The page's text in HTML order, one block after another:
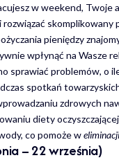
w weekend, Twoje
skomplikowany
pieniędzy
wpłynąć na Wasze
sprawiać problemów, o
spotkań
zdrowych
diety
co pomoże w
– 22 września)